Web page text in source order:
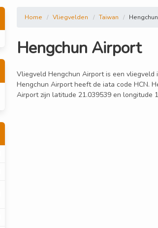
Home Vliegvelden Taiwan
Hengchun Airport
Vliegveld Hengchun Airport is een
Hengchun Airport heeft de iata code HCN.
Airport zijn latitude 21.039539 en longitude